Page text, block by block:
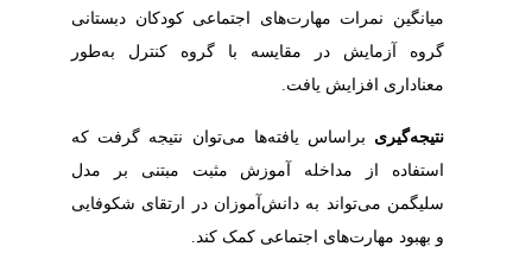
‬میانگین‭ ‬نمرات‭ ‬مهارت‌های‭ ‬اجتماعی‭ ‬کودکان‭ ‬دبستانی‭
‬گروه‭ ‬آزمایش‭ ‬در‭ ‬مقایسه‭ ‬با‭ ‬گروه‭ ‬کنترل‭ ‬به‌طور‭
‬معناداری‭ ‬افزایش‭ ‬یافت‭.‬
نتیجه‌گیری
‭ ‬براساس‭ ‬یافته‌ها‭ ‬می‌توان‭ ‬نتیجه‭ ‬گرفت‭ ‬که‭
‬استفاده‭ ‬از‭ ‬مداخله‭ ‬آموزش‭ ‬مثبت‭ ‬مبتنی‭ ‬بر‭ ‬مدل‭
‬سلیگمن‭ ‬می‌تواند‭ ‬به‭ ‬دانش‌آموزان‭ ‬در‭ ‬ارتقای‭ ‬شکوفایی‭